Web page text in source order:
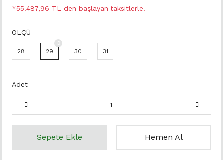
*55.487,96 TL den başlayan taksitlerle!
ÖLÇÜ
28 29 30 31
Adet
Sepete Ekle Hemen Al